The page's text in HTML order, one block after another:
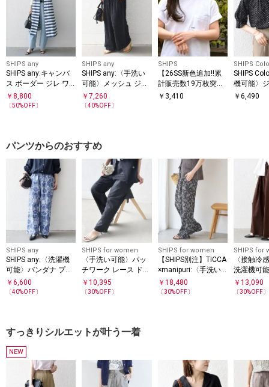
SHIPS any
SHIPS any:キャンバ
ス ボーダー ジレ ワ
ンピース
￥ 8,800
〔50%OFF〕
SHIPS any
SHIPS any:〈手洗い
可能〉メッシュ ジャ
カード イージー ワイ
ド パンツ
￥7,260
〔40%OFF〕
SHIPS
【26SS新色追加!!累
計販売数19万枚突
破!!】【WEB限定】S
￥ 3,410
SHIPS
SHIPS
機可能〉
ト タック
￥6,490
パンツからのおすすめ
SHIPS any
SHIPS any:〈洗濯機
可能〉バンダナ プリ
ント イージー ワイド
パンツ
￥ 6,600
〔40%OFF〕
SHIPS for women
〈手洗い可能〉パッ
チワーク レース ドロ
スト パンツ
￥10,395
〔30%OFF〕
SHIPS for women
【SHIPS別注】TICCA
×manipuri:〈手洗い
可能〉プリント パン
ツ
￥ 18,480
〔30%OFF〕
SHIPS for
〈接触冷
洗濯機可
エスト リ
ック イー
￥13,090
〔30%OFF〕
すっきりシルエットが叶う一着
NEW